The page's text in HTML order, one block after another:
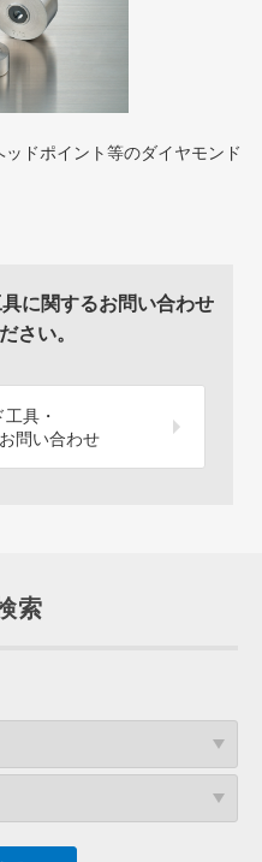
ドポイント等のダイヤモンド
に関するお問い合わせ
さい。
具・
問い合わせ
索